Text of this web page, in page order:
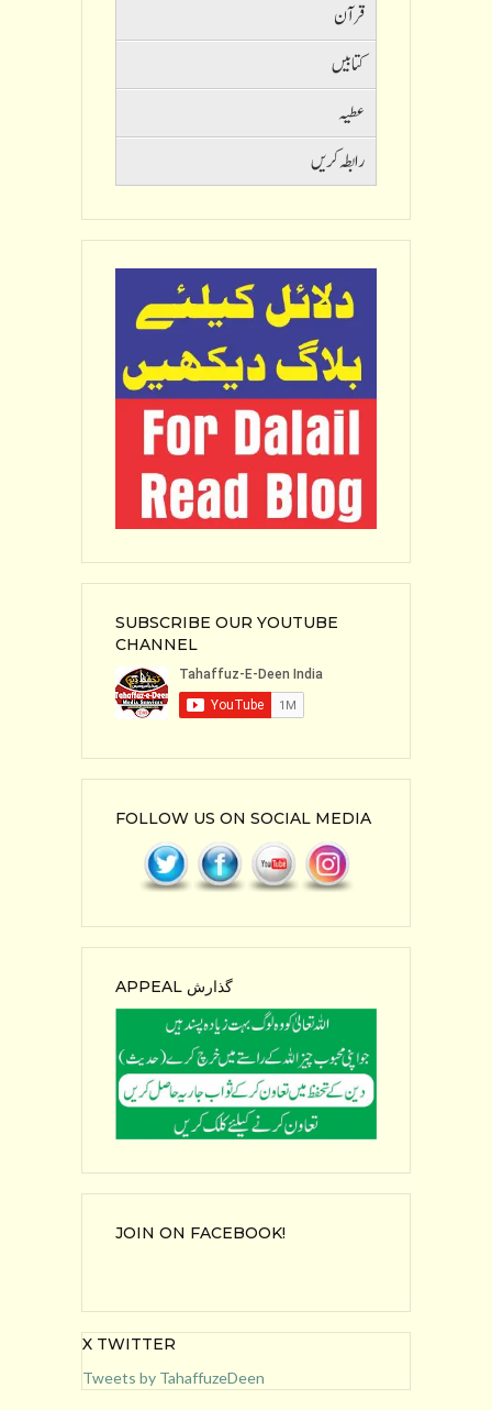
قرآن
کتابیں
عطیہ
رابطہ کریں
SUBSCRIBE OUR YOUTUBE
CHANNEL
FOLLOW US ON SOCIAL MEDIA
APPEAL گذارش
JOIN ON FACEBOOK!
X TWITTER
Tweets by TahaffuzeDeen